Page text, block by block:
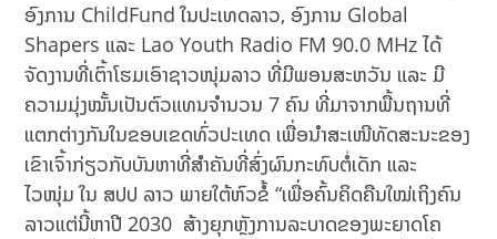
ອົງການ ChildFund ໃນປະເທດລາວ, ອົງການ Global
Shapers ແລະ Lao Youth Radio FM 90.0 MHz ໄດ້
ຈັດງານທີ່ເຕົ້າໂຮມເອົາຊາວໜຸ່ມລາວ ທີ່ມີພອນສະຫວັນ ແລະ ມີ
ຄວາມມຸ່ງໝັ້ນເປັນຕົວແທນຈໍານວນ 7 ຄົນ ທີ່ມາຈາກພື້ນຖານທີ່
ແຕກຕ່າງກັນໃນຂອບເຂດທົ່ວປະເທດ ເພື່ອນຳສະເໜີທັດສະນະຂອງ
ເຂົາເຈົ້າກ່ຽວກັບບັນຫາທີ່ສຳຄັນທີ່ສົ່ງຜົນກະທົບຕໍ່ເດັກ ແລະ
ໄວໜຸ່ມ ໃນ ສປປ ລາວ ພາຍໃຕ້ຫົວຂໍ້ “ເພື່ອຄົ້ນຄິດຄືນໃໝ່ເຖິງຄົນ
ລາວແຕ່ນີ້ຫາປີ 2030 ສ້າງຍຸກຫຼັງການລະບາດຂອງພະຍາດໂຄ